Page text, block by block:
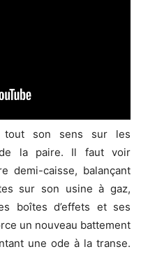
tout son sens sur les
la paire. Il faut voir
demi-caisse, balançant
sur son usine à gaz,
boîtes d’effets et ses
un nouveau battement
une ode à la transe.